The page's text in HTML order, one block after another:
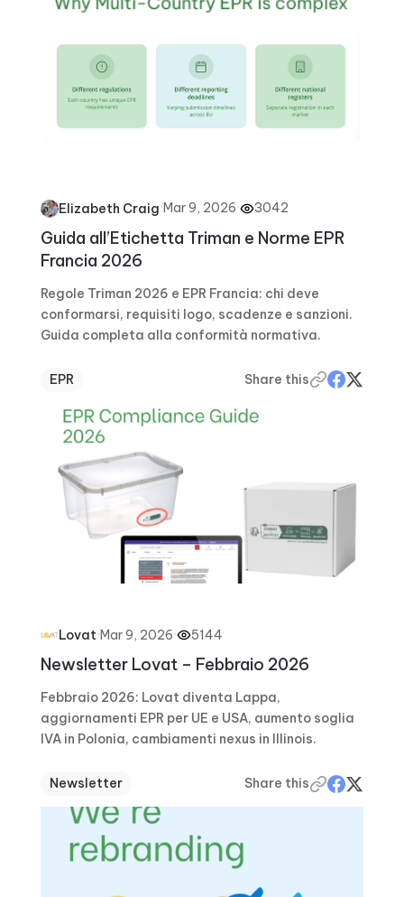
Elizabeth Craig·Mar 9, 2026· 3042
Guida all’Etichetta Triman e Norme EPR
Francia 2026
Regole Triman 2026 e EPR Francia: chi deve
conformarsi, requisiti logo, scadenze e sanzioni.
Guida completa alla conformità normativa.
EPR Share this
Lovat·Mar 9, 2026· 5144
Newsletter Lovat – Febbraio 2026
Febbraio 2026: Lovat diventa Lappa,
aggiornamenti EPR per UE e USA, aumento soglia
IVA in Polonia, cambiamenti nexus in Illinois.
Newsletter Share this